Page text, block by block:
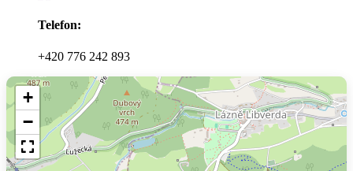
Telefon:
+420 776 242 893
+
−